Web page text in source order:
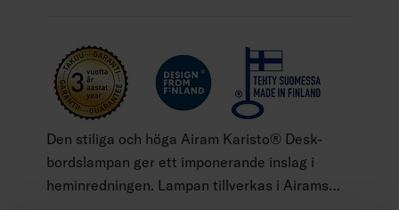
Den stiliga och höga Airam Karisto® Desk-
bordslampan ger ett imponerande inslag i
heminredningen. Lampan tillverkas i Airams